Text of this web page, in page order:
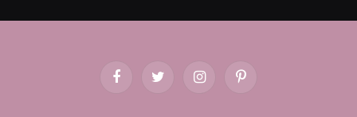
FacebookTwitter InstagramPinterest